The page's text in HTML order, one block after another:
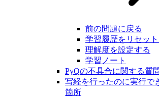
前の問題に戻る
学習履歴をリセッ
理解度を設定する
学習ノート
PyQの不具合に関する質
写経を行ったのに実行で
箇所